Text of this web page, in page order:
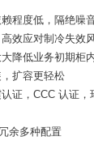
程度低，隔绝噪
效应对制冷失效
降低业务初期柜
扩容更轻松
证，CCC 认证，
余多种配置